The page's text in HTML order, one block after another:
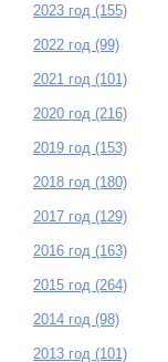
2023 год (155)
2022 год (99)
2021 год (101)
2020 год (216)
2019 год (153)
2018 год (180)
2017 год (129)
2016 год (163)
2015 год (264)
2014 год (98)
2013 год (101)